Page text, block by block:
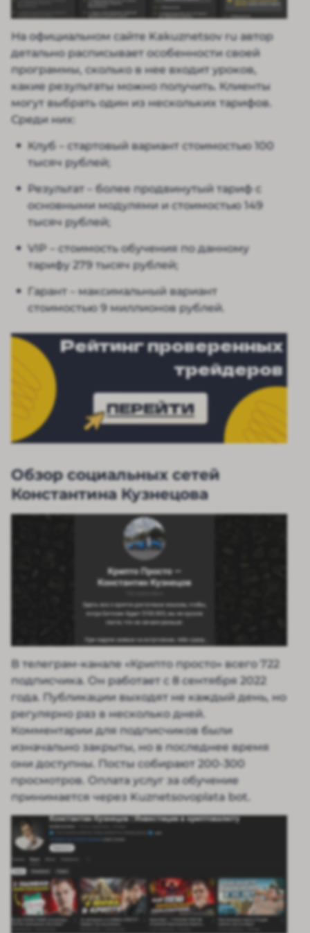
На официальном сайте Kakuznetsov ru автор
детально расписывает особенности своей
программы, сколько в нее входит уроков,
какие результаты можно получить. Клиенты
могут выбрать один из нескольких тарифов.
Среди них:
Клуб – стартовый вариант стоимостью 100
тысяч рублей;
Результат – более продвинутый тариф с
основными модулями и стоимостью 149
тысяч рублей;
VIP – стоимость обучения по данному
тарифу 279 тысяч рублей;
Гарант – максимальный вариант
стоимостью 9 миллионов рублей.
Рейтинг проверенных
трейдеров
ПЕРЕЙТИ
Обзор социальных сетей
Константина Кузнецова
В телеграм-канале «Крипто просто» всего 722
подписчика. Он работает с 8 сентября 2022
года. Публикации выходят не каждый день, но
регулярно раз в несколько дней.
Комментарии для подписчиков были
изначально закрыты, но в последнее время
они доступны. Посты собирают 200-300
просмотров. Оплата услуг за обучение
принимается через Kuznetsovoplata bot.